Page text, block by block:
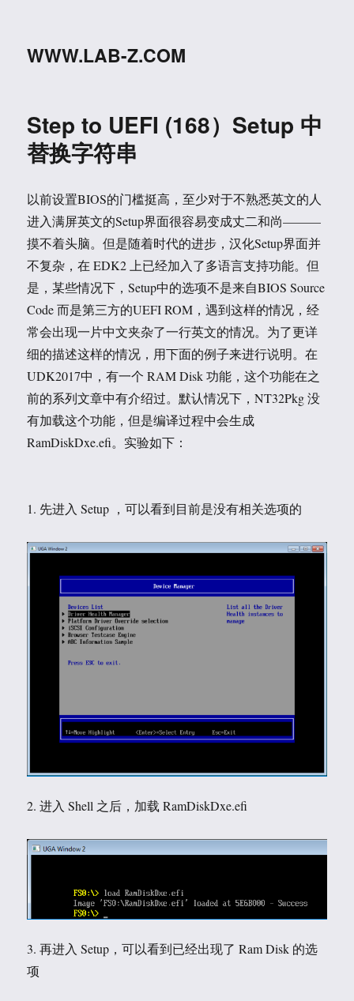
WWW.LAB-Z.COM
Step to UEFI (168）Setup 中
替换字符串
以前设置BIOS的门槛挺高，至少对于不熟悉英文的人
进入满屏英文的Setup界面很容易变成丈二和尚———
摸不着头脑。但是随着时代的进步，汉化Setup界面并
不复杂，在 EDK2 上已经加入了多语言支持功能。但
是，某些情况下，Setup中的选项不是来自BIOS Source
Code 而是第三方的UEFI ROM，遇到这样的情况，经
常会出现一片中文夹杂了一行英文的情况。为了更详
细的描述这样的情况，用下面的例子来进行说明。在
UDK2017中，有一个 RAM Disk 功能，这个功能在之
前的系列文章中有介绍过。默认情况下，NT32Pkg 没
有加载这个功能，但是编译过程中会生成
RamDiskDxe.efi。实验如下：
1. 先进入 Setup ，可以看到目前是没有相关选项的
2. 进入 Shell 之后，加载 RamDiskDxe.efi
3. 再进入 Setup，可以看到已经出现了 Ram Disk 的选
项